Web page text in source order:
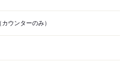
ウンターのみ）